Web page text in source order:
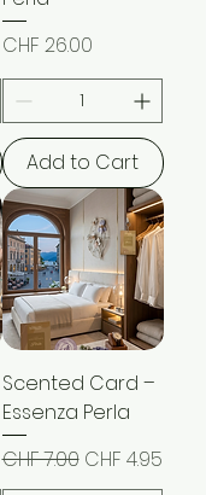
Price
CHF 26.00
Add to Cart
Scented Card –
Essenza Perla
Regular Price
CHF 7.00 Sale Price
CHF 4.95